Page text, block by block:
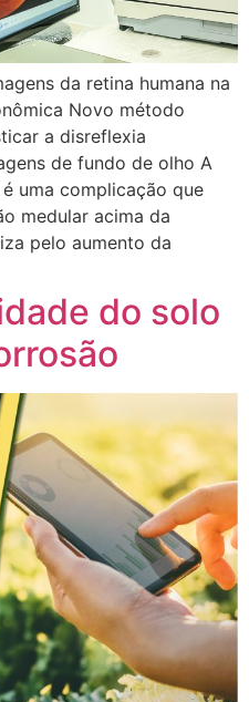
da retina humana na
Novo método
a disreflexia
de fundo de olho A
uma complicação que
medular acima da
pelo aumento da
do solo